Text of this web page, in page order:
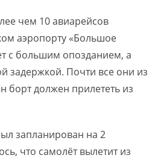
чем 10 авиарейсов
аэропорту «Большое
с большим опозданием, а
задержкой. Почти все они из
борт должен прилететь из
запланирован на 2
что самолёт вылетит из